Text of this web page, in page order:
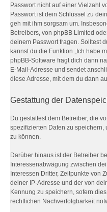
Passwort nicht auf einer Vielzahl
Passwort ist dein Schlüssel zu
geh mit ihm sorgsam um.
Betreibers, von phpBB Limited
deinem Passwort fragen. Solltest
kannst du die Funktion „Ich habe
phpBB-Software fragt dich dann
E-Mail-Adresse und sendet
diese Adresse, mit dem du dann
Gestattung der
Du gestattest dem Betreiber, die
spezifizierten Daten zu
zu können.
Darüber hinaus ist der Betreiber
Interessenabwägung zwischen
Interessen Dritter, Zeitpunkte von
deiner IP-Adresse und der von
Kennung zu speichern, sofern
rechtlichen Nachverfolgbarkeit